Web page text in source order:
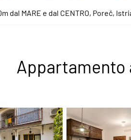
dal MARE e dal CENTRO, Poreč,
Appartamento